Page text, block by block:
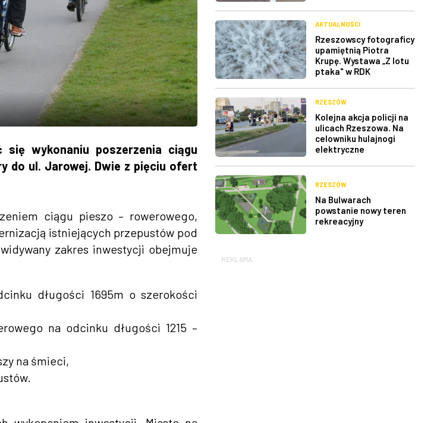
się wykonaniu poszerzenia ciągu
do ul. Jarowej. Dwie z pięciu ofert
ciągu pieszo – rowerowego,
istniejących przepustów pod
zakres inwestycji obejmuje
długości 1695m o szerokości
na odcinku długości 1215 –
na śmieci,
AKTUALNOŚCI
Rzeszowscy fotograficy
upamiętnią Piotra
Krupę. Wystawa „Z lotu
ptaka" w RDK
RZESZÓW
Kolejna akcja policji na
ulicach Rzeszowa. Na
celowniku hulajnogi
elektryczne
RZESZÓW
Na Bulwarach
powstanie nowy teren
rekreacyjny
REKLAMA